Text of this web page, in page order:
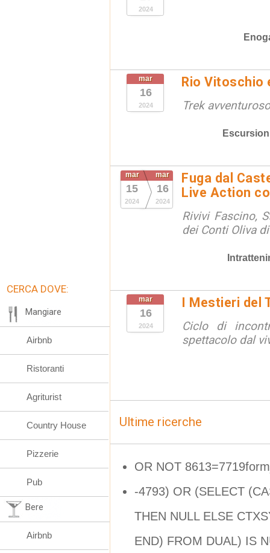
2024
mar
16
2024
Rio Vitoschio
Trek
mar
15
2024
mar
16
2024
Fuga dal
Live Action
Rivivi Fascino,
dei Conti Oliva
mar
16
2024
I Mestieri del
Ciclo di
spettacolo dal
Ultime ricerche
OR NOT
-4793) OR (SELECT
THEN NULL ELSE
END) FROM DUAL) IS
CERCA DOVE:
Mangiare
Airbnb
Ristoranti
Agriturist
Country House
Pizzerie
Pub
Bere
Airbnb